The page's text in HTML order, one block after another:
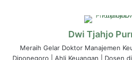
Dwi Tjahjo
Meraih Gelar Doktor Manajemen
Diponegoro | Ahli Keuangan | Dosen